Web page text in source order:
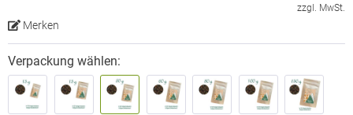
zzgl. MwSt.
Merken
Verpackung wählen: